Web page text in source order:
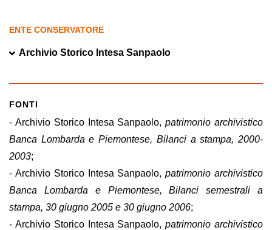
ENTE CONSERVATORE
Archivio Storico Intesa Sanpaolo
FONTI
- Archivio Storico Intesa Sanpaolo,patrimonio archivistico
Banca Lombarda e Piemontese, Bilanci a stampa, 2000-
2003;
- Archivio Storico Intesa Sanpaolo,patrimonio archivistico
Banca Lombarda e Piemontese, Bilanci semestrali a
stampa, 30 giugno 2005 e 30 giugno 2006;
- Archivio Storico Intesa Sanpaolo,patrimonio archivistico